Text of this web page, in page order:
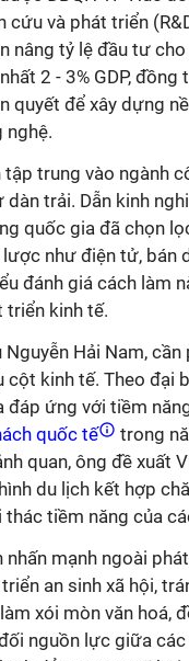
cứu và phát triển
nâng tỷ lệ đầu tư
2 - 3% GDP,
quyết để xây dựng
nghệ.
trung vào ngành
dàn trải. Dẫn kinh
quốc gia đã chọn
như điện tử, bán
đánh giá cách làm
kinh tế.
Hải Nam,
kinh tế. Theo đại
đáp ứng với tiềm
quốc tế
trong
quan, ông đề xuất
du lịch kết hợp
thác tiềm năng của
nhấn mạnh ngoài
an sinh xã hội,
xói mòn văn hoá,
nguồn lực giữa các